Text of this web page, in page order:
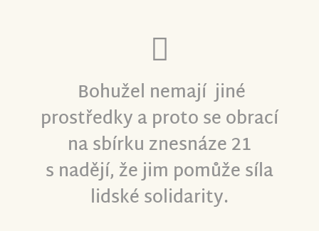
Bohužel nemají jiné
prostředky a proto se obrací
na sbírku znesnáze 21
s nadějí, že jim pomůže síla
lidské solidarity.